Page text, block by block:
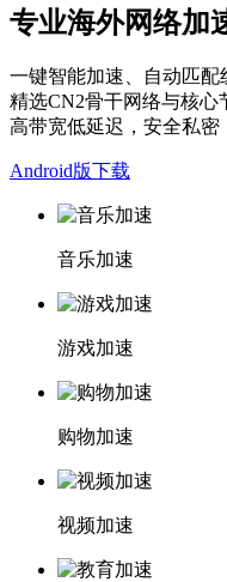
专业海外网络加
一键智能加速、自动匹配
精选CN2骨干网络与核心
高带宽低延迟，安全私密
Android版下载
音乐加速
游戏加速
购物加速
视频加速